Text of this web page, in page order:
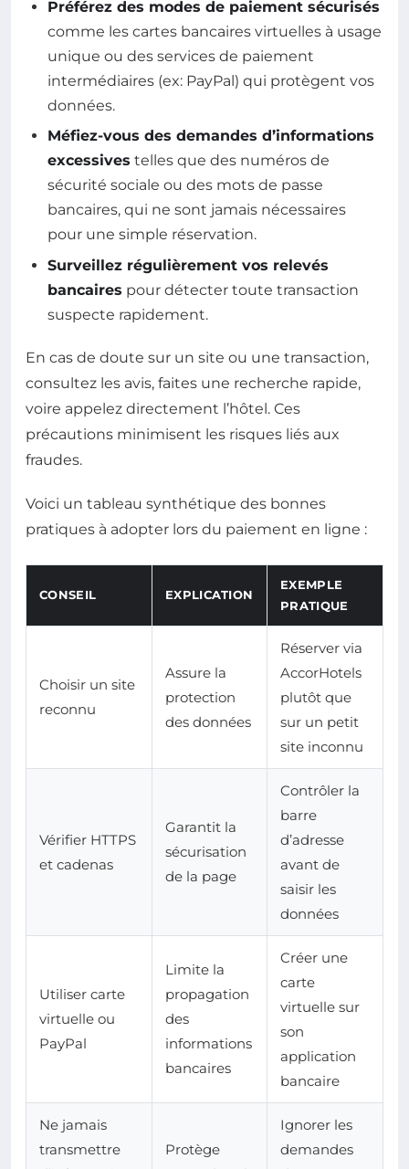
Préférez des modes de paiement sécurisés
comme les cartes bancaires virtuelles à usage
unique ou des services de paiement
intermédiaires (ex: PayPal) qui protègent vos
données.
Méfiez-vous des demandes d’informations
excessives telles que des numéros de
sécurité sociale ou des mots de passe
bancaires, qui ne sont jamais nécessaires
pour une simple réservation.
Surveillez régulièrement vos relevés
bancaires pour détecter toute transaction
suspecte rapidement.
En cas de doute sur un site ou une transaction,
consultez les avis, faites une recherche rapide,
voire appelez directement l’hôtel. Ces
précautions minimisent les risques liés aux
fraudes.
Voici un tableau synthétique des bonnes
pratiques à adopter lors du paiement en ligne :
CONSEIL EXPLICATION
EXEMPLE
PRATIQUE
Choisir un site
reconnu
Assure la
protection
des données
Réserver via
AccorHotels
plutôt que
sur un petit
site inconnu
Vérifier HTTPS
et cadenas
Garantit la
sécurisation
de la page
Contrôler la
barre
d’adresse
avant de
saisir les
données
Utiliser carte
virtuelle ou
PayPal
Limite la
propagation
des
informations
bancaires
Créer une
carte
virtuelle sur
son
application
bancaire
Ne jamais
transmettre
Protège
Ignorer les
demandes